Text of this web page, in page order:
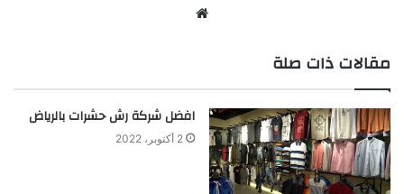
مقالات ذات صلة
افضل شركة رش حشرات بالرياض
2 أكتوبر، 2022